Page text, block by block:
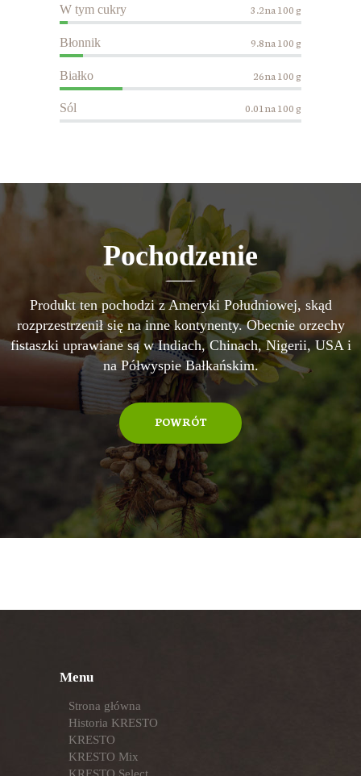
W tym cukry 3.2na 100 g
Błonnik 9.8na 100 g
Białko 26na 100 g
Sól 0.01na 100 g
Pochodzenie
Produkt ten pochodzi z Ameryki Południowej, skąd
rozprzestrzenił się na inne kontynenty. Obecnie orzechy
fistaszki uprawiane są w Indiach, Chinach, Nigerii, USA i
na Półwyspie Bałkańskim.
POWRÓT
Menu
Strona główna
Historia KRESTO
KRESTO
KRESTO Mix